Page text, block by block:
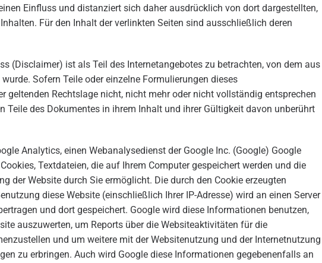
Einfluss und distanziert sich daher ausdrücklich von dort dargestellten,
Für den Inhalt der verlinkten Seiten sind ausschließlich deren
(Disclaimer) ist als Teil des Internetangebotes zu betrachten, von dem aus
Sofern Teile oder einzelne Formulierungen dieses
geltenden Rechtslage nicht, nicht mehr oder nicht vollständig entsprechen
Teile des Dokumentes in ihrem Inhalt und ihrer Gültigkeit davon unberührt
Analytics, einen Webanalysedienst der Google Inc. (Google) Google
Textdateien, die auf Ihrem Computer gespeichert werden und die
der Website durch Sie ermöglicht. Die durch den Cookie erzeugten
diese Website (einschließlich Ihrer IP-Adresse) wird an einen Server
und dort gespeichert. Google wird diese Informationen benutzen,
auszuwerten, um Reports über die Websiteaktivitäten für die
und um weitere mit der Websitenutzung und der Internetnutzung
zu erbringen. Auch wird Google diese Informationen gegebenenfalls an